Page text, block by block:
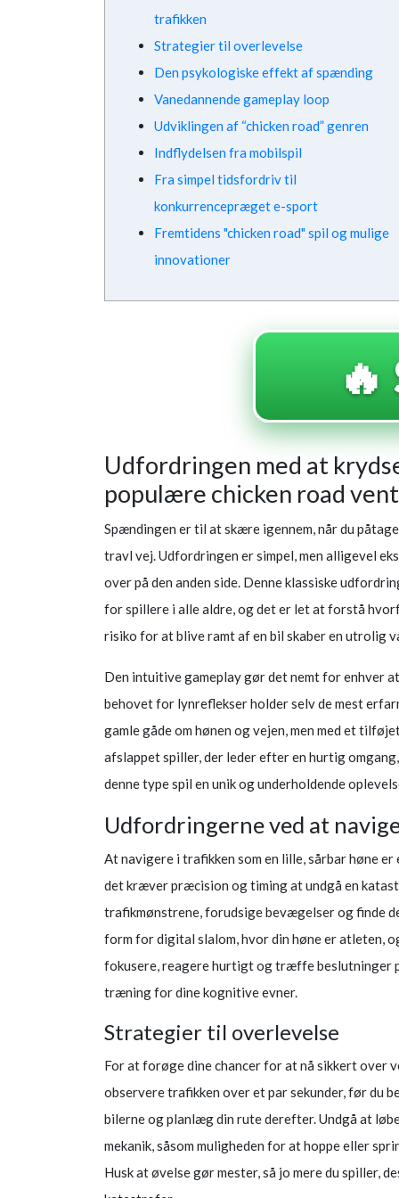
trafikken
Strategier til overlevelse
Den psykologiske effekt af spænding
Vanedannende gameplay loop
Udviklingen af “chicken road” genren
Indflydelsen fra mobilspil
Fra simpel tidsfordriv til
konkurrencepræget e-sport
Fremtidens "chicken road" spil og mulige
innovationer
🔥
Udfordringen med at
populære chicken road
Spændingen er til at skære igennem, når du
travl vej. Udfordringen er simpel, men alligevel
over på den anden side. Denne klassiske
for spillere i alle aldre, og det er let at forstå
risiko for at blive ramt af en bil skaber en utrolig
Den intuitive gameplay gør det nemt for enhver
behovet for lynreflekser holder selv de mest
gamle gåde om hønen og vejen, men med et
afslappet spiller, der leder efter en hurtig
denne type spil en unik og underholdende
Udfordringerne ved at
At navigere i trafikken som en lille, sårbar høne
det kræver præcision og timing at undgå en
trafikmønstrene, forudsige bevægelser og finde
form for digital slalom, hvor din høne er atleten,
fokusere, reagere hurtigt og træffe beslutninger
træning for dine kognitive evner.
Strategier til overlevelse
For at forøge dine chancer for at nå sikkert over
observere trafikken over et par sekunder, før du
bilerne og planlæg din rute derefter. Undgå at
mekanik, såsom muligheden for at hoppe eller
Husk at øvelse gør mester, så jo mere du spiller,